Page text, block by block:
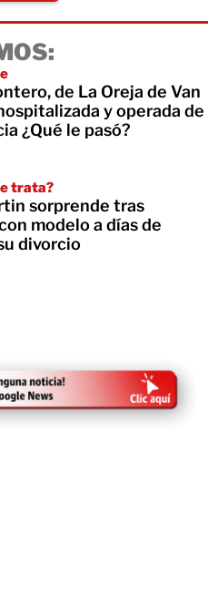
de La Oreja de Van
y operada de
¿Qué le pasó?
trata?
sorprende tras
modelo a días de
divorcio